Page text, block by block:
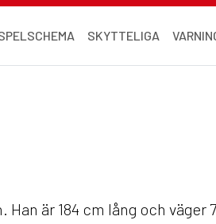
SKYTTELIGA
är 184 cm lång och väger